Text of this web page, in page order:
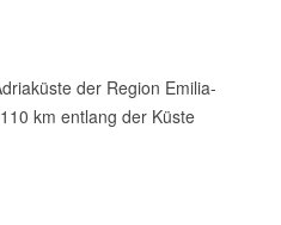
der Region Emilia-
km entlang der Küste